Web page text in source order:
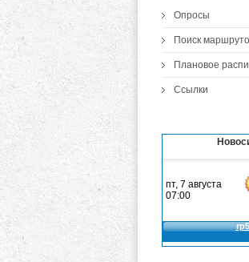
Опросы
Поиск
Плановое
Ссылки